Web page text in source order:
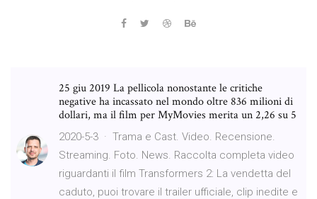
25 giu 2019 La pellicola nonostante le critiche
negative ha incassato nel mondo oltre 836 milioni di
dollari, ma il film per MyMovies merita un 2,26 su 5
2020-5-3 · Trama e Cast. Video. Recensione.
Streaming. Foto. News. Raccolta completa video
riguardanti il film Transformers 2: La vendetta del
caduto, puoi trovare il trailer ufficiale, clip inedite e